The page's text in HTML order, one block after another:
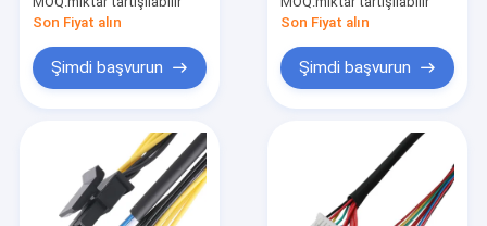
Ürün:% s
VİDEOLAR
Kablo Montajı Lvds 4-
Pin Bağlayıcı Kablo
Son Fiyat alın
Şimdi başvurun
Son Fiyat alın
Şimdi başvurun